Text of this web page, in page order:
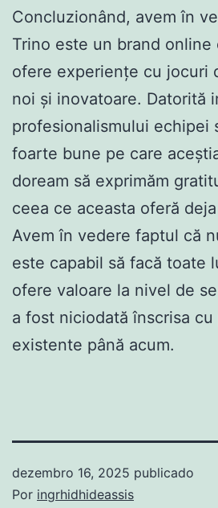
Concluzionând, avem în
Trino este un brand online
ofere experiențe cu jocuri
noi și inovatoare. Datorită
profesionalismului echipei
foarte bune pe care
doream să exprimăm
ceea ce aceasta oferă
Avem în vedere faptul că
este capabil să facă toate
ofere valoare la nivel de
a fost niciodată înscrisa
existente până acum.
dezembro 16, 2025 publicado
Por ingrhidhideassis